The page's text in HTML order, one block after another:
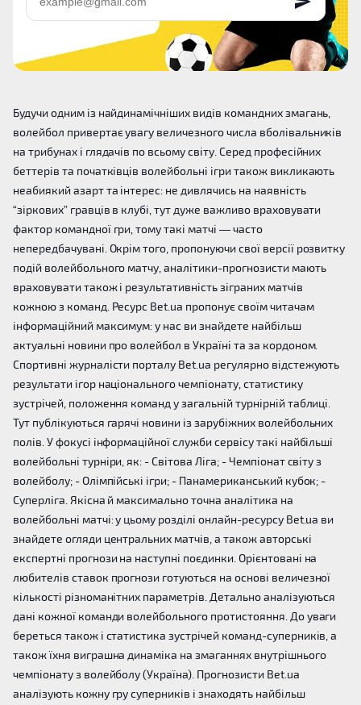
Будучи одним із найдинамічніших видів командних змагань,
волейбол привертає увагу величезного числа вболівальників
на трибунах і глядачів по всьому світу. Серед професійних
беттерів та початківців волейбольні ігри також викликають
неабиякий азарт та інтерес: не дивлячись на наявність
“зіркових” гравців в клубі, тут дуже важливо враховувати
фактор командної гри, тому такі матчі — часто
непередбачувані. Окрім того, пропонуючи свої версії розвитку
подій волейбольного матчу, аналітики-прогнозисти мають
враховувати також і результативність зіграних матчів
кожною з команд. Ресурс Bet.ua пропонує своїм читачам
інформаційний максимум: у нас ви знайдете найбільш
актуальні новини про волейбол в Україні та за кордоном.
Спортивні журналісти порталу Bet.ua регулярно відстежують
результати ігор національного чемпіонату, статистику
зустрічей, положення команд у загальній турнірній таблиці.
Тут публікуються гарячі новини із зарубіжних волейбольних
полів. У фокусі інформаційної служби сервісу такі найбільші
волейбольні турніри, як: - Світова Ліга; - Чемпіонат світу з
волейболу; - Олімпійські ігри; - Панамериканський кубок; -
Суперліга. Якісна й максимально точна аналітика на
волейбольні матчі: у цьому розділі онлайн-ресурсу Bet.ua ви
знайдете огляди центральних матчів, а також авторські
експертні прогнози на наступні поєдинки. Орієнтовані на
любителів ставок прогнози готуються на основі величезної
кількості різноманітних параметрів. Детально аналізуються
дані кожної команди волейбольного протистояння. До уваги
береться також і статистика зустрічей команд-суперників, а
також їхня виграшна динаміка на змаганнях внутрішнього
чемпіонату з волейболу (Україна). Прогнозисти Bet.ua
аналізують кожну гру суперників і знаходять найбільш